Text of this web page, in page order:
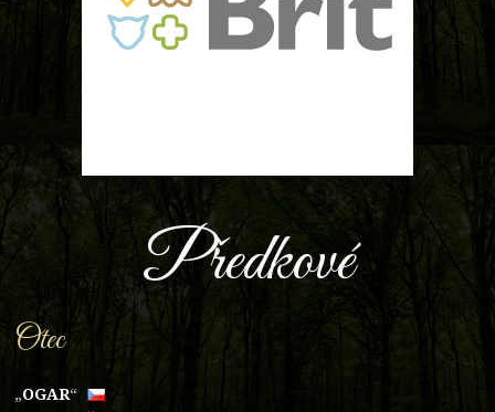
Předkové
Otec
„OGAR“